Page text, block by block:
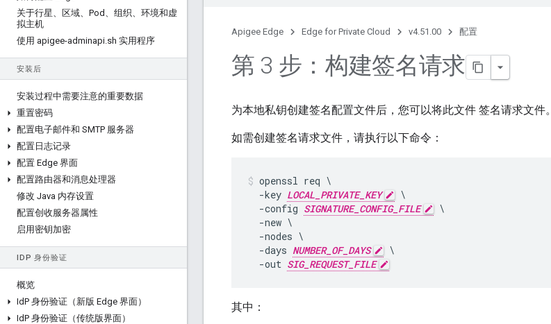
关于行星、区域、Pod、组织、环境和虚
拟主机
使用 apigee-adminapi.sh 实用程序
安装后
安装过程中需要注意的重要数据
重置密码
配置电子邮件和 SMTP 服务器
配置日志记录
配置 Edge 界面
配置路由器和消息处理器
修改 Java 内存设置
配置创收服务器属性
启用密钥加密
IDP 身份验证
概览
IdP 身份验证（新版 Edge 界面）
IdP 身份验证（传统版界面）
Apigee Edge Edge for Private Cloud v4.51.00 配置
第 3 步：构建签名请求
为本地私钥创建签名配置文件后，您可以将此文件 签名请求文件。
如需创建签名请求文件，请执行以下命令：
openssl req \
  -key
LOCAL_PRIVATE_KEY
\
  -config
SIGNATURE_CONFIG_FILE
\
  -new \
  -nodes \
  -days
NUMBER_OF_DAYS
\
  -out
SIG_REQUEST_FILE
其中：